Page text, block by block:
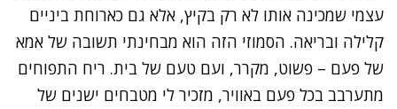
עצמי שמכינה אותו לא רק בקיץ, אלא גם כארוחת ביניים
קלילה ובריאה. הסמוזי הזה הוא מבחינתי תשובה של אמא
של פעם – פשוט, מקרר, ועם טעם של בית. ריח התפוחים
מתערבב בכל פעם באוויר, מזכיר לי מטבחים ישנים של